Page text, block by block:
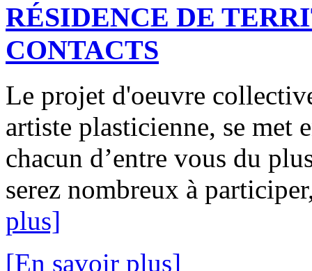
RÉSIDENCE DE
CONTACTS
Le projet d'oeuvre
artiste plasticienne, se met
chacun d’entre vous du
serez nombreux à
plus]
[En savoir plus]